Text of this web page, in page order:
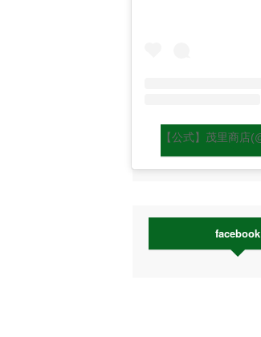
facebook